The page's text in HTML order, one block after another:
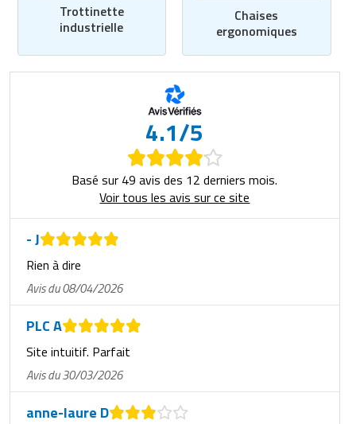
Trottinette
industrielle
Chaises
ergonomiques
4.1/5
Basé sur 49 avis des 12 derniers mois.
Voir tous les avis sur ce site
- J
Rien à dire
Avis du 08/04/2026
PLC A
Site intuitif. Parfait
Avis du 30/03/2026
anne-laure D